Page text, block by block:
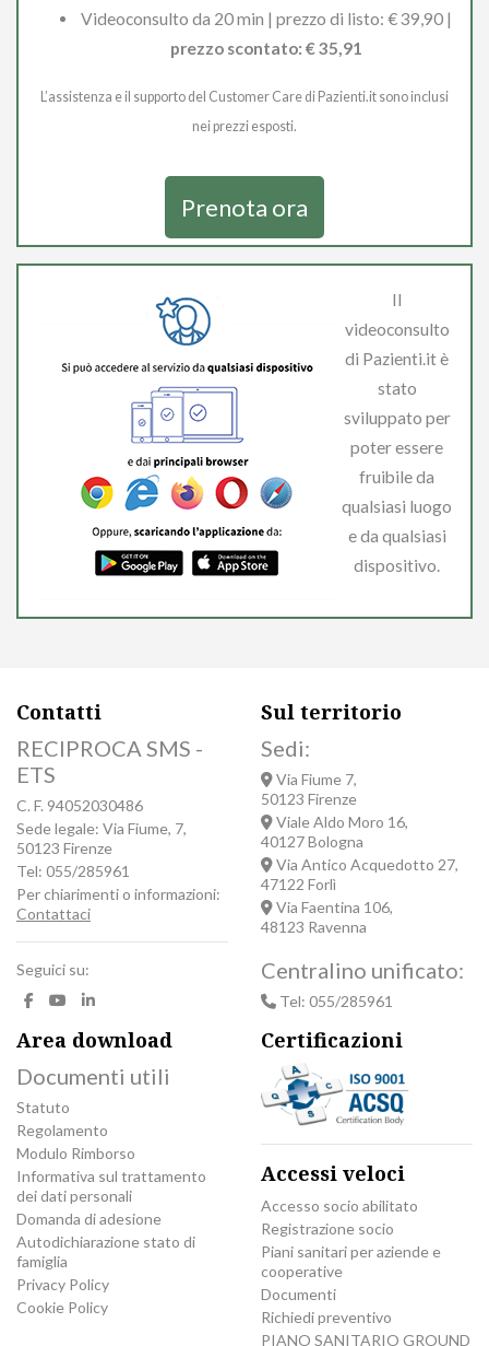
Videoconsulto da 20 min | prezzo di listo: € 39,90 |
prezzo scontato: € 35,91
L’assistenza e il supporto del Customer Care di Pazienti.it sono inclusi
nei prezzi esposti.
Prenota ora
Il
videoconsulto
di Pazienti.it è
stato
sviluppato per
poter essere
fruibile da
qualsiasi luogo
e da qualsiasi
dispositivo.
Contatti
RECIPROCA SMS -
ETS
C. F. 94052030486
Sede legale: Via Fiume, 7,
50123 Firenze
Tel: 055/285961
Per chiarimenti o informazioni:
Contattaci
Seguici su:
Sul territorio
Sedi:
Via Fiume 7,
50123 Firenze
Viale Aldo Moro 16,
40127 Bologna
Via Antico Acquedotto 27,
47122 Forlì
Via Faentina 106,
48123 Ravenna
Centralino unificato:
Tel: 055/285961
Area download
Documenti utili
Statuto
Regolamento
Modulo Rimborso
Informativa sul trattamento
dei dati personali
Domanda di adesione
Autodichiarazione stato di
famiglia
Privacy Policy
Cookie Policy
Certificazioni
Accessi veloci
Accesso socio abilitato
Registrazione socio
Piani sanitari per aziende e
cooperative
Documenti
Richiedi preventivo
PIANO SANITARIO GROUND